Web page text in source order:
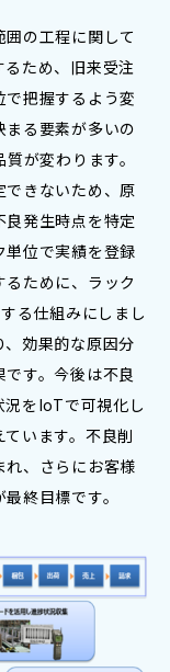
の工程に関して
ため、旧来受注
把握するよう変
る要素が多いの
が変わります。
できないため、原
発生時点を特定
位で実績を登録
ために、ラック
る仕組みにしまし
効果的な原因分
す。今後は不良
をIoTで可視化し
います。不良削
、さらにお客様
終目標です。